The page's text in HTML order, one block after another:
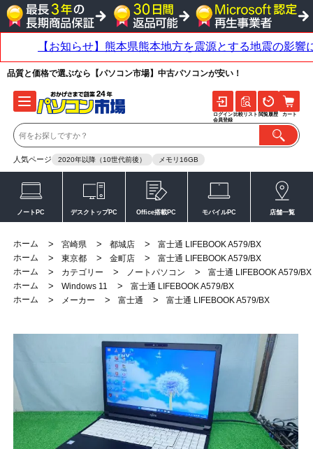
品質と価格で選ぶなら【パソコン市場】中古パソコンが安い！
人気ページ 2020年以降（10世代前後） メモリ16GB
ログイン
会員登録
比較リスト 閲覧履歴 カート
ノートPC デスクトップPC Office搭載PC モバイルPC 店舗一覧
ホーム > 宮崎県 > 都城店 >
富士通 LIFEBOOK A579/BX
ホーム
> 東京都 > 金町店 >
富士通 LIFEBOOK A579/BX
ホーム
> カテゴリー > ノートパソコン >
富士通 LIFEBOOK A579/BX
ホーム
> Windows 11 >
富士通 LIFEBOOK A579/BX
ホーム
> メーカー > 富士通 > 富士通 LIFEBOOK A579/BX